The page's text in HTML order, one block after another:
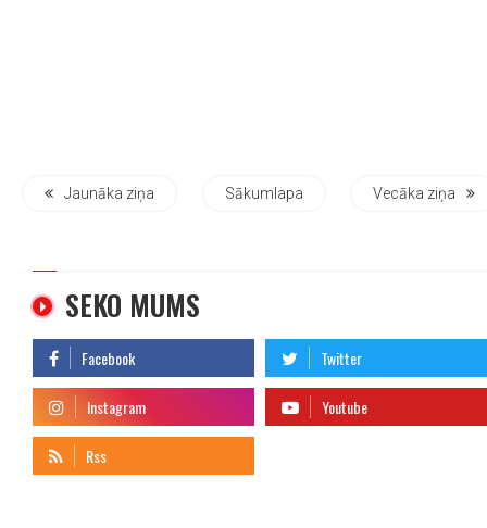
Jaunāka ziņa Sākumlapa Vecāka ziņa
SEKO MUMS